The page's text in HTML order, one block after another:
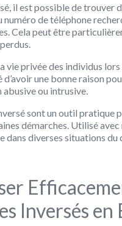
il est possible de trouver
de téléphone
Cela peut être
privée des individus lors
une bonne raison
abusive ou intrusive.
sont un outil pratique
démarches. Utilisé
dans diverses situations du
Inversés en